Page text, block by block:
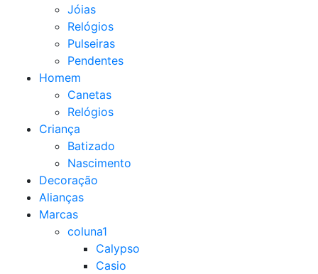
Jóias
Relógios
Pulseiras
Pendentes
Homem
Canetas
Relógios
Criança
Batizado
Nascimento
Decoração
Alianças
Marcas
coluna1
Calypso
Casio